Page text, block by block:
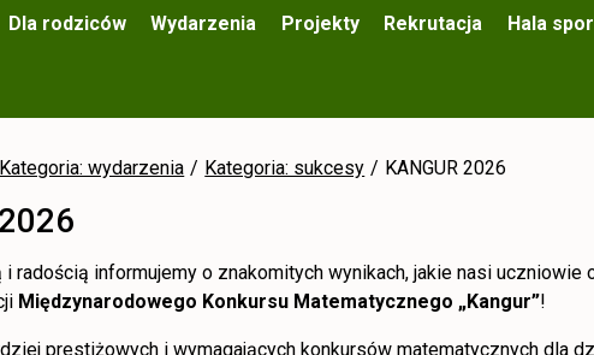
Dla rodziców Wydarzenia Projekty Rekrutacja Hala
Kategoria: wydarzenia Kategoria: sukcesy KANGUR 2026
i radością informujemy o znakomitych wynikach, jakie nasi uczniowie
Międzynarodowego Konkursu Matematycznego „Kangur”!
prestiżowych i wymagających konkursów matematycznych dla